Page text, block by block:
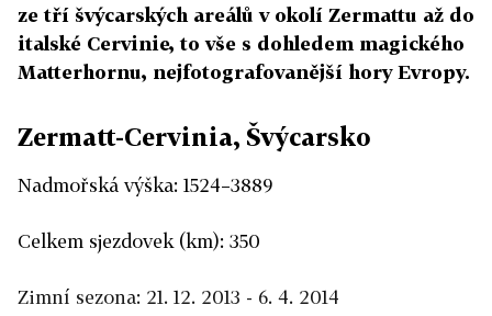
ze tří švýcarských areálů v okolí Zermattu až do
italské Cervinie, to vše s dohledem magického
Matterhornu, nejfotografovanější hory Evropy.
Zermatt-Cervinia, Švýcarsko
Nadmořská výška: 1524–3889
Celkem sjezdovek (km): 350
Zimní sezona: 21. 12. 2013 - 6. 4. 2014